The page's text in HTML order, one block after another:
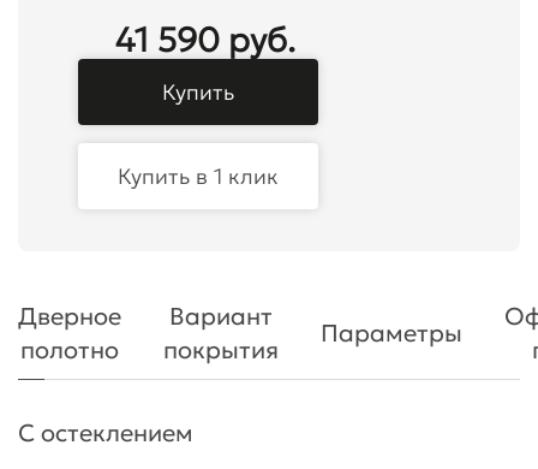
41 590 руб.
Купить
Купить в 1 клик
Дверное
полотно
Вариант
покрытия
Параметры
С остеклением